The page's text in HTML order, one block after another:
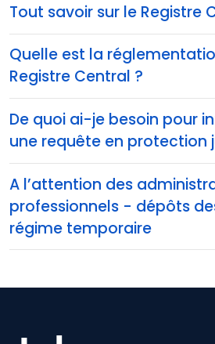
Tout savoir sur le Registre
Quelle est la
Registre Central ?
De quoi ai-je besoin pour
une requête en protection
A l’attention des
professionnels - dépôts
régime temporaire